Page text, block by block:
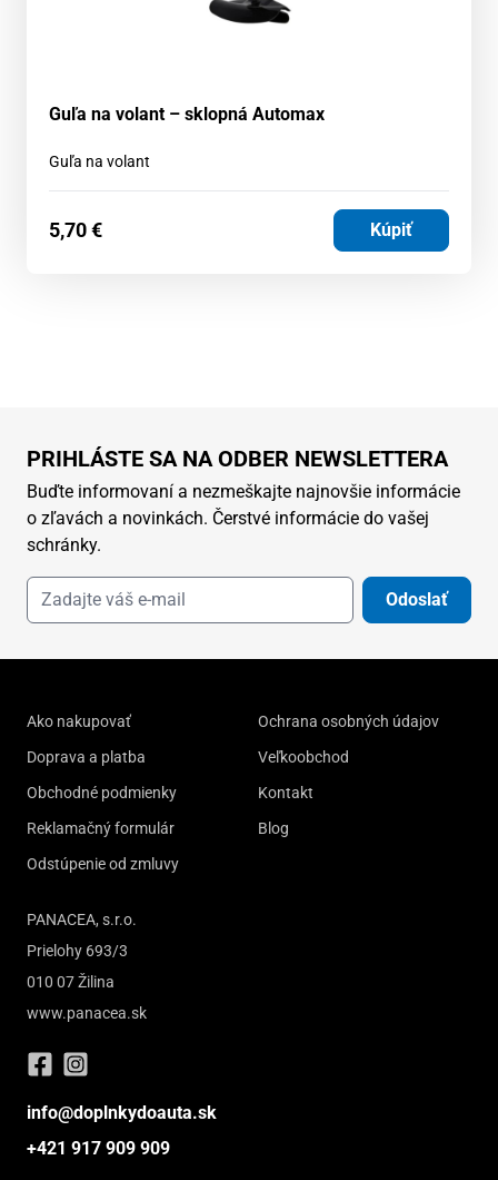
Guľa na volant – sklopná Automax
Guľa na volant
5,70€ Kúpiť
PRIHLÁSTE SA NA ODBER NEWSLETTERA
Buďte informovaní a nezmeškajte najnovšie informácie
o zľavách a novinkách. Čerstvé informácie do vašej
schránky.
Odoslať
Ako nakupovať
Doprava a platba
Obchodné podmienky
Reklamačný formulár
Odstúpenie od zmluvy
Ochrana osobných údajov
Veľkoobchod
Kontakt
Blog
PANACEA, s.r.o.
Prielohy 693/3
010 07 Žilina
www.panacea.sk
info@doplnkydoauta.sk
+421 917 909 909